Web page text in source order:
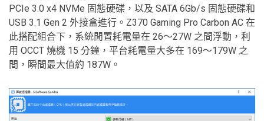
PCIe 3.0 x4 NVMe 固態硬碟，以及 SATA 6Gb/s 固態硬碟和
USB 3.1 Gen 2 外接盒進行。Z370 Gaming Pro Carbon AC 在
此搭配組合下，系統閒置耗電量在 26～27W 之間浮動，利
用 OCCT 燒機 15 分鐘，平台耗電量大多在 169～179W 之
間，瞬間最大值約 187W。